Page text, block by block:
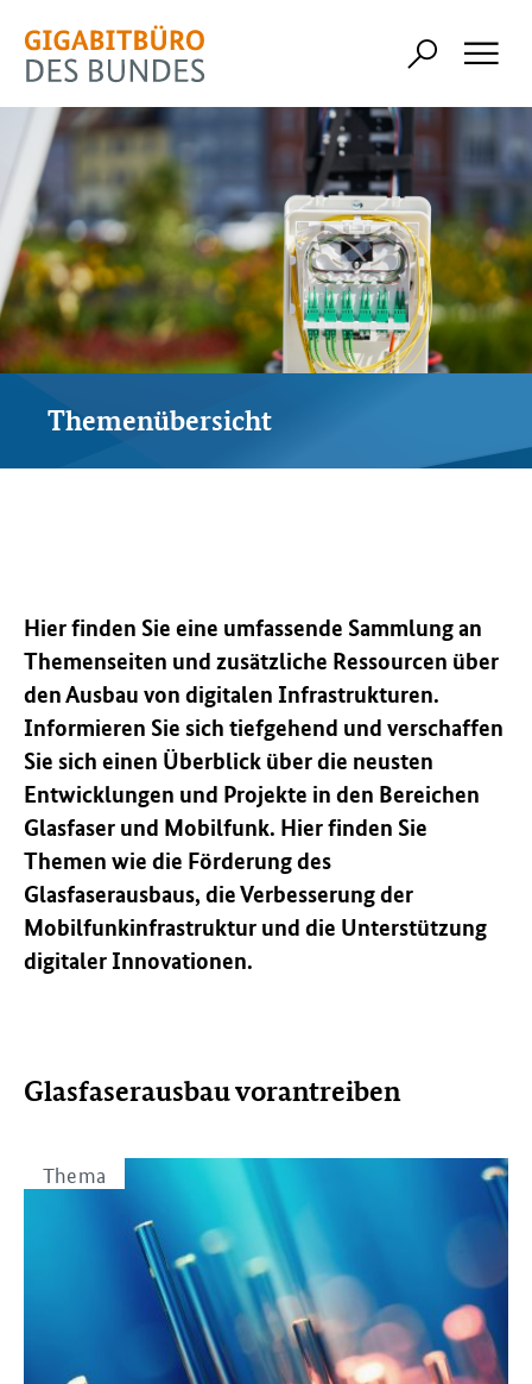
Themenübersicht
Hier finden Sie eine umfassende Sammlung an
Themenseiten und zusätzliche Ressourcen über
den Ausbau von digitalen Infrastrukturen.
Informieren Sie sich tiefgehend und verschaffen
Sie sich einen Überblick über die neusten
Entwicklungen und Projekte in den Bereichen
Glasfaser und Mobilfunk. Hier finden Sie
Themen wie die Förderung des
Glasfaserausbaus, die Verbesserung der
Mobilfunkinfrastruktur und die Unterstützung
digitaler Innovationen.
Glasfaserausbau vorantreiben
Thema